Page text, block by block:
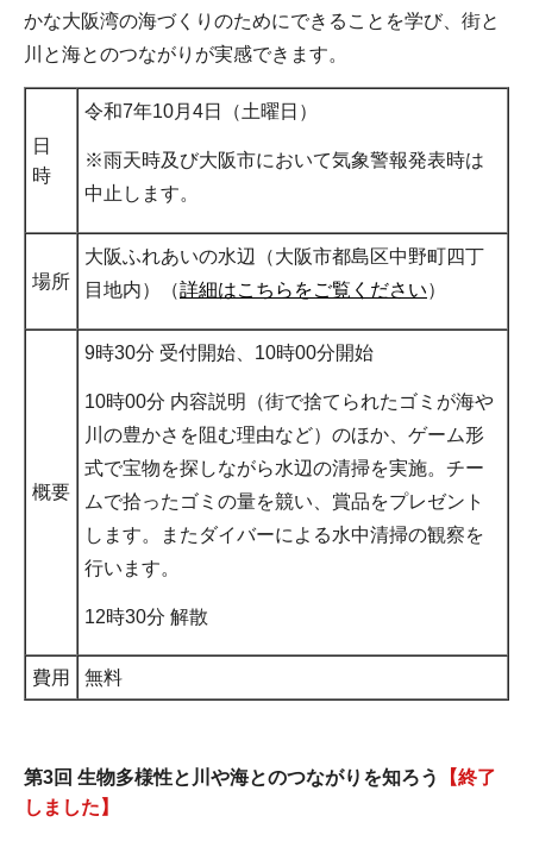
かな大阪湾の海づくりのためにできることを学び、街と
川と海とのつながりが実感できます。
日
時
令和7年10月4日（土曜日）
※雨天時及び大阪市において気象警報発表時は
中止します。
場所
大阪ふれあいの水辺（大阪市都島区中野町四丁
目地内）（詳細はこちらをご覧ください）
概要
9時30分 受付開始、10時00分開始
10時00分 内容説明（街で捨てられたゴミが海や
川の豊かさを阻む理由など）のほか、ゲーム形
式で宝物を探しながら水辺の清掃を実施。チー
ムで拾ったゴミの量を競い、賞品をプレゼント
します。またダイバーによる水中清掃の観察を
行います。
12時30分 解散
費用 無料
第3回 生物多様性と川や海とのつながりを知ろう
【終了
しました】